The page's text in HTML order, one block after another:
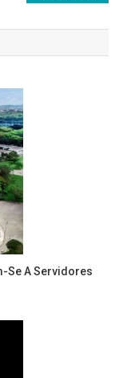
Se A Servidores